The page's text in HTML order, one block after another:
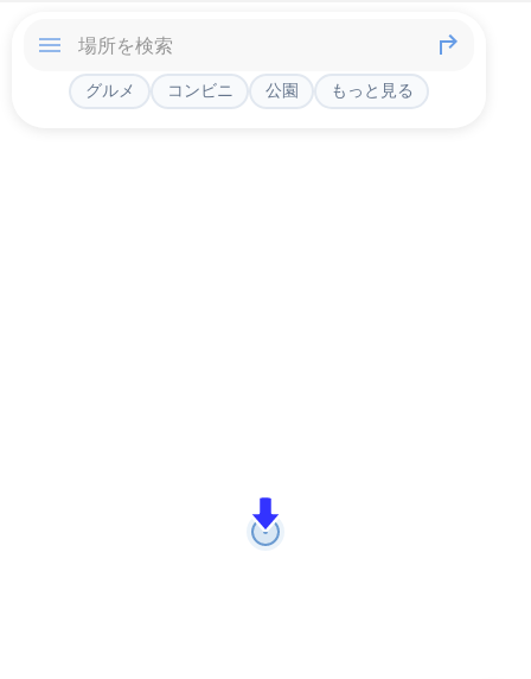
グルメ コンビニ 公園 もっと見る